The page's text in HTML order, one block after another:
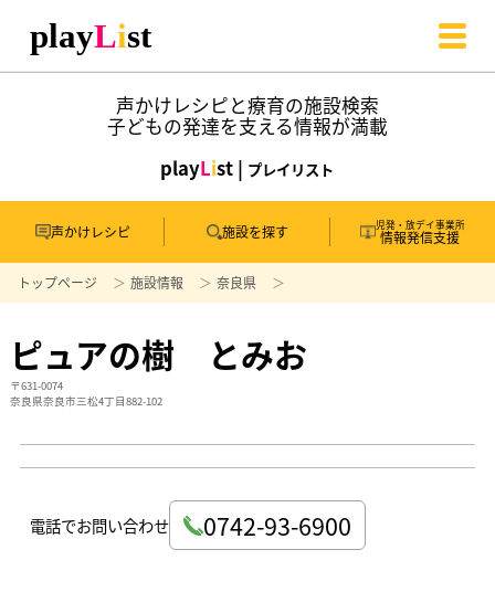
声かけレシピと療育の施設検索
子どもの発達を支える情報が満載
playList | プレイリスト
声かけレシピ 施設を探す 児発・放デイ事業所
情報発信支援
トップページ 施設情報 奈良県
ピュアの樹 とみお
〒631-0074
奈良県奈良市三松4丁目882-102
電話でお問い合わせ 0742-93-6900